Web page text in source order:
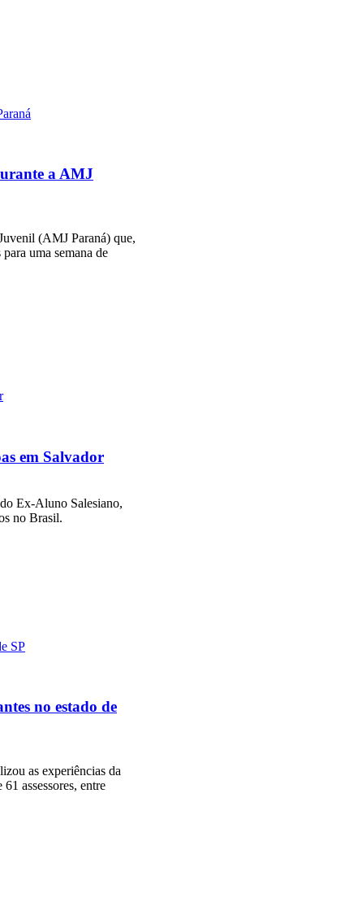
a AMJ
(AMJ Paraná) que,
uma semana de
em Salvador
Ex-Aluno Salesiano,
no Brasil.
no estado de
as experiências da
assessores, entre